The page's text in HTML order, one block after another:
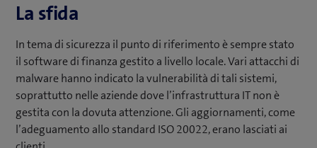
La sfida
In tema di sicurezza il punto di riferimento è sempre stato
il software di finanza gestito a livello locale. Vari attacchi di
malware hanno indicato la vulnerabilità di tali sistemi,
soprattutto nelle aziende dove l’infrastruttura IT non è
gestita con la dovuta attenzione. Gli aggiornamenti, come
l’adeguamento allo standard ISO 20022, erano lasciati ai